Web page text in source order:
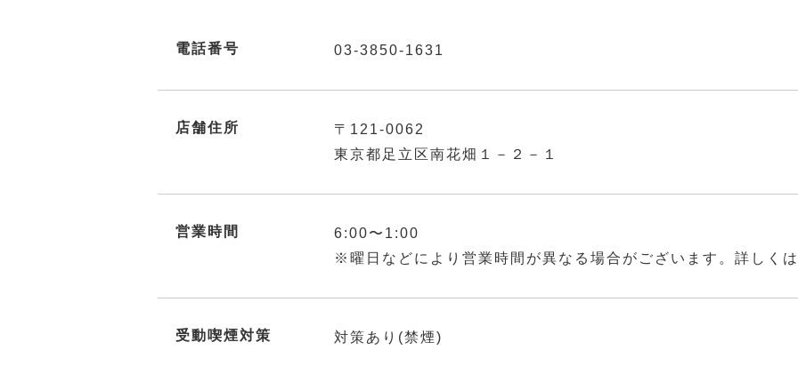
電話番号 03-3850-1631
店舗住所
〒121-0062
東京都足立区南花畑１－２－１
営業時間
6:00〜1:00
※曜日などにより営業時間が異なる場合がございます。詳しく
受動喫煙対策 対策あり(禁煙)